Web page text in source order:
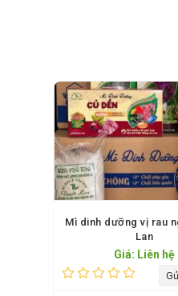
Mì dinh dưỡng vị rau
Lan
Giá: Liên hệ